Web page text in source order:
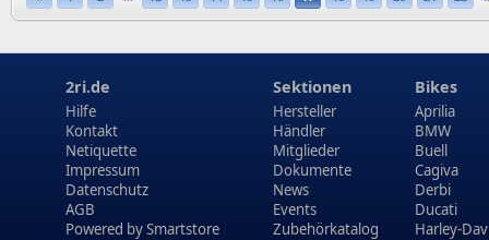
2ri.de
Hilfe
Kontakt
Netiquette
Impressum
Datenschutz
AGB
Powered bySmartstore
Sektionen
Hersteller
Händler
Mitglieder
Dokumente
News
Events
Zubehörkatalog
Bikes
Aprilia
BMW
Buell
Cagiva
Derbi
Ducati
Harley-